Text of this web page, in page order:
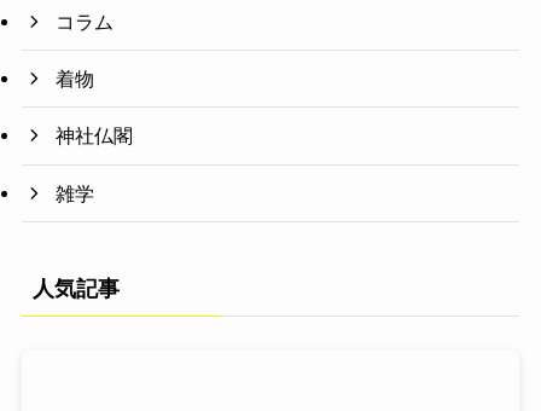
コラム
着物
神社仏閣
雑学
人気記事